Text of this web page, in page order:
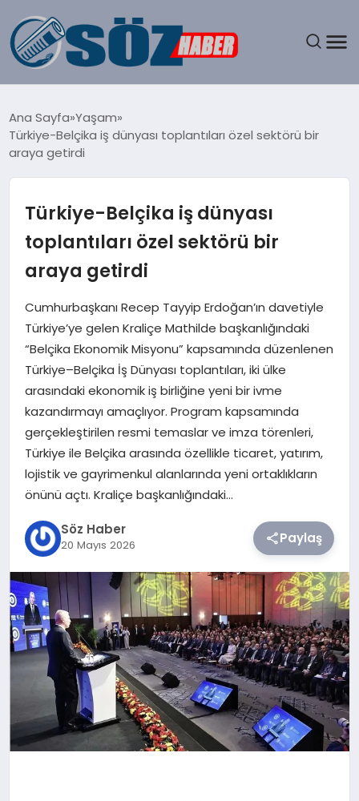
SPOR
EKONOMI
EĞITIM
SAĞLIK
DÜNYA
TEKNOLOJI
SIYASET
YAŞAM
Ana Sayfa Yaşam
Türkiye-Belçika iş dünyası toplantıları özel sektörü bir
araya getirdi
Türkiye-Belçika iş dünyası
toplantıları özel sektörü bir
araya getirdi
Cumhurbaşkanı Recep Tayyip Erdoğan’ın davetiyle
Türkiye’ye gelen Kraliçe Mathilde başkanlığındaki
“Belçika Ekonomik Misyonu” kapsamında düzenlenen
Türkiye–Belçika İş Dünyası toplantıları, iki ülke
arasındaki ekonomik iş birliğine yeni bir ivme
kazandırmayı amaçlıyor. Program kapsamında
gerçekleştirilen resmi temaslar ve imza törenleri,
Türkiye ile Belçika arasında özellikle ticaret, yatırım,
lojistik ve gayrimenkul alanlarında yeni ortaklıkların
önünü açtı. Kraliçe başkanlığındaki…
Söz Haber
20 Mayıs 2026 Paylaş